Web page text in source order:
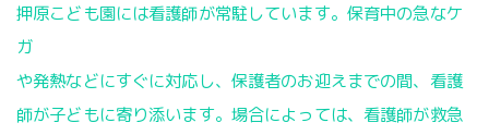
押原こども園には看護師が常駐しています。保育中の急なケ
ガ
や発熱などにすぐに対応し、保護者のお迎えまでの間、看護
師が子どもに寄り添います。場合によっては、看護師が救急